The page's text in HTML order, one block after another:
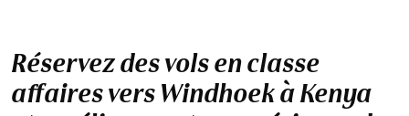
Réservez des vols en classe
affaires vers Windhoek à Kenya